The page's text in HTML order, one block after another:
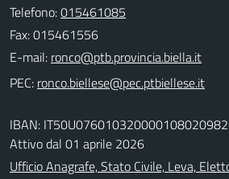
Telefono:015461085
Fax: 015461556
E-mail:
PEC:
IBAN:
Attivo dal 01 aprile 2026
Ufficio Anagrafe, Stato Civile, Leva,